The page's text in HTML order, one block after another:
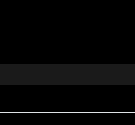
generoase, cromatici